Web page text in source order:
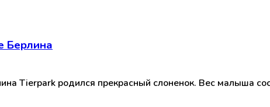
Берлина
Tierpark родился прекрасный слоненок. Вес малыша